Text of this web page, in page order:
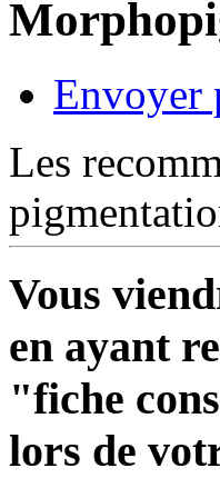
Envoyer
Les
Vous
en ayant
"fiche
lors de